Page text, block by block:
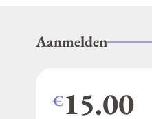
Aanmelden
€15.00